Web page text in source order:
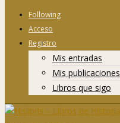
Following
Acceso
Registro
Mis entradas
Mis publicaciones
Libros que sigo